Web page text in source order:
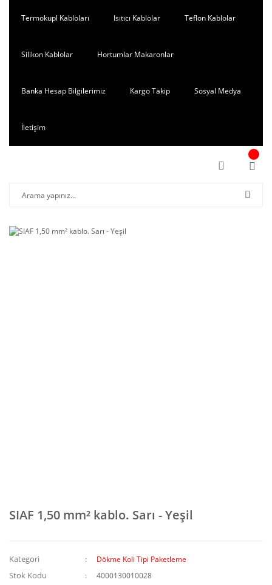
Termokupl Kabloları Isıtıcı Kablolar Teflon Kablolar
Silikon Kablolar Hortumlar Makaronlar
Banka Hesap Bilgilerimiz Kargo Takip Sosyal Medya
İletişim
SIAF 1,50 mm² kablo. Sarı - Yeşil
Kategori Dökme Koli Tipi Paketleme
Stok Kodu 4000130010028